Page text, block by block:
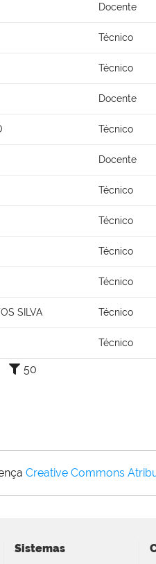
Docente
Técnico
Técnico
Docente
Técnico
Docente
Técnico
Técnico
Técnico
Técnico
SILVA Técnico
Técnico
50
Creative Commons
Sistemas